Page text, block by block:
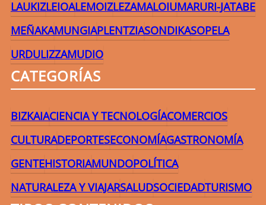
LAUKIZLEIOALEMOIZLEZAMALOIUMARURI-JATABE
MEÑAKAMUNGIAPLENTZIASONDIKASOPELA
URDULIZZAMUDIO
CATEGORÍAS
BIZKAIACIENCIA Y TECNOLOGÍACOMERCIOS
CULTURADEPORTESECONOMÍAGASTRONOMÍA
GENTEHISTORIAMUNDOPOLÍTICA
NATURALEZA Y VIAJARSALUDSOCIEDADTURISMO